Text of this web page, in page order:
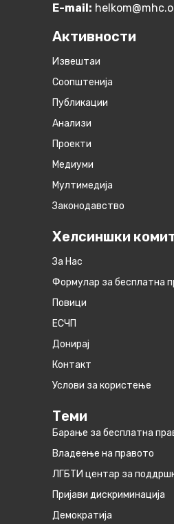
E-mail:
Активности
Извештаи
Соопштенија
Публикации
Анализи
Проекти
Медиуми
Мултимедија
Законодавство
Хелсиншки
За Нас
Формулар за бесплатна
Повици
ЕСЧП
Донирај
Контакт
Услови за користење
Теми
Барање за бесплатна
Владеење на правото
ЛГБТИ центар за
Пријави дискриминација
Демократија